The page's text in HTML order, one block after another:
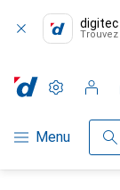
digitec
Navigation par
Menu
Paramètres
Compte
Listes de
Listes
Panier